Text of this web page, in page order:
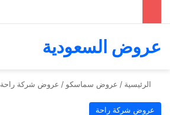
عروض السعودية
الرئيسية / عروض سماسكو / عروض شركة راحة
عروض شركة راحة